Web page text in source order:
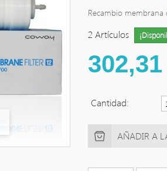
Recambio membrana
2 Artículos
Cantidad:
AÑADIR A